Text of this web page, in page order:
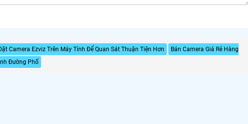
Camera Ezviz Trên Máy Tính Để Quan Sát Thuận Tiện Hơn
Bán Camera Giá Rẻ Hàng
Đường Phố